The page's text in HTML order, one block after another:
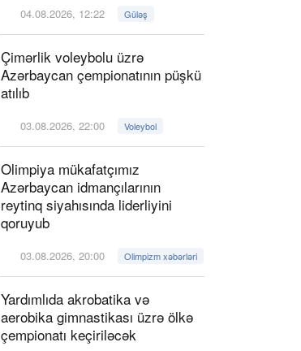
04.08.2026, 12:22 Güləş
Çimərlik voleybolu üzrə
Azərbaycan çempionatının püşkü
atılıb
03.08.2026, 22:00 Voleybol
Olimpiya mükafatçımız
Azərbaycan idmançılarının
reytinq siyahısında liderliyini
qoruyub
03.08.2026, 20:00 Olimpizm xəbərləri
Yardımlıda akrobatika və
aerobika gimnastikası üzrə ölkə
çempionatı keçiriləcək